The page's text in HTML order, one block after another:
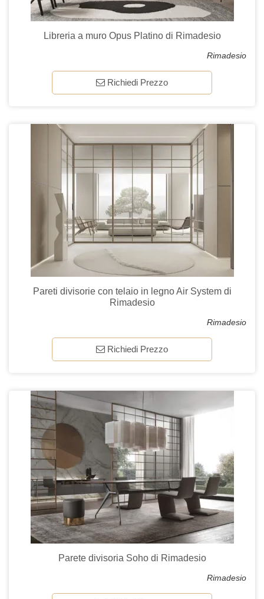
Libreria a muro Opus Platino di Rimadesio
Rimadesio
Richiedi Prezzo
Pareti divisorie con telaio in legno Air System di
Rimadesio
Rimadesio
Richiedi Prezzo
Parete divisoria Soho di Rimadesio
Rimadesio